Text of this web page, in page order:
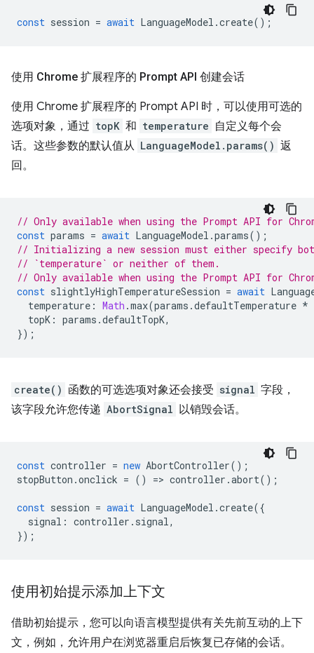
const session = await LanguageModel .create();
使用 Chrome 扩展程序的 Prompt API 创建会话
使用 Chrome 扩展程序的 Prompt API 时，可以使用可选的
选项对象，通过 topK 和 temperature 自定义每个会
话。这些参数的默认值从 LanguageModel.params() 返
回。
// Only available when using the Prompt API for
const params = await LanguageModel .params();
// Initializing a new session must either specify
// `temperature` or neither of them.
// Only available when using the Prompt API for
const slightlyHighTemperatureSession = await
temperature : Math .max(params .defaultTemperature *
topK : params .defaultTopK,
});
create() 函数的可选选项对象还会接受 signal 字段，
该字段允许您传递 AbortSignal 以销毁会话。
const controller = new AbortController();
stopButton .onclick = () => controller .abort();
const session = await LanguageModel .create({
signal : controller . signal,
});
使用初始提示添加上下文
借助初始提示，您可以向语言模型提供有关先前互动的上下
文，例如，允许用户在浏览器重启后恢复已存储的会话。